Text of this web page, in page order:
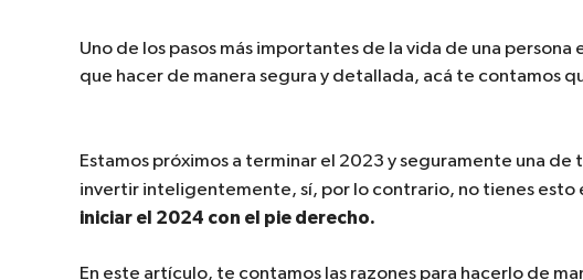
Uno de los pasos más importantes de la vida de una
que hacer de manera segura y detallada, acá te contamos
Estamos próximos a terminar el 2023 y seguramente una
invertir inteligentemente, sí, por lo contrario, no tienes esto
iniciar el 2024 con el pie derecho.
En este artículo, te contamos las razones para hacerlo de